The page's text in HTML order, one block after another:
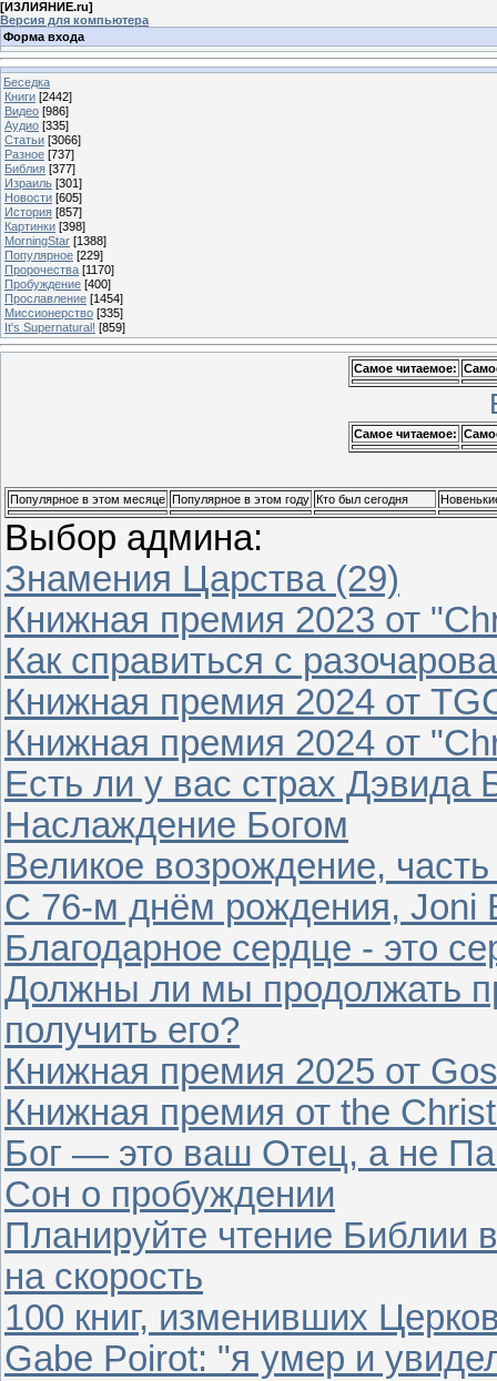
[ИЗЛИЯНИЕ.ru]
Версия для компьютера
Форма входа
Беседка
Книги [2442]
Видео [986]
Аудио [335]
Статьи [3066]
Разное [737]
Библия [377]
Израиль [301]
Новости [605]
История [857]
Картинки [398]
MorningStar [1388]
Популярное [229]
Пророчества [1170]
Пробуждение [400]
Прославление [1454]
Миссионерство [335]
It's Supernatural! [859]
Самое читаемое:
Самое читаемое:
Популярное в этом месяце Популярное в этом году Кто был сегодня
Выбор админа:
Знамения Царства (29)
Книжная премия 2023 от
Как справиться с
Книжная премия 2024 от
Книжная премия 2024 от
Есть ли у вас страх Дэвида
Наслаждение Богом
Великое возрождение,
С 76-м днём рождения, Joni
Благодарное сердце - это
Должны ли мы продолжать
получить его?
Книжная премия 2025 от
Книжная премия от the
Бог — это ваш Отец, а не
Сон о пробуждении
Планируйте чтение Библии
на скорость
100 книг, изменивших
Gabe Poirot: "я умер и